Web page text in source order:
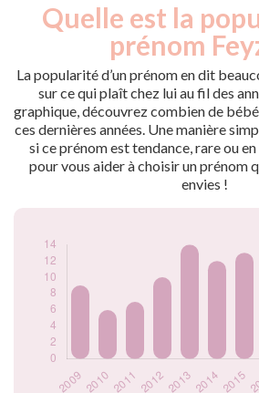
Quelle est la
prénom
La popularité d’un prénom en dit
sur ce qui plaît chez lui au fil des
graphique, découvrez combien de
ces dernières années. Une manière
si ce prénom est tendance, rare ou
pour vous aider à choisir un prénom
envies !
Popularité du
prénom Feyza par
Année
Nouveaux-
nés
2010
6
2011
7
2012
10
2013
14
2014
12
2015
13
2024